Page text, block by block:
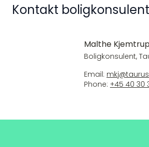
Kontakt boligkonsulent
Malthe
Boligkonsulent,
Email:
Phone: +45 40 30